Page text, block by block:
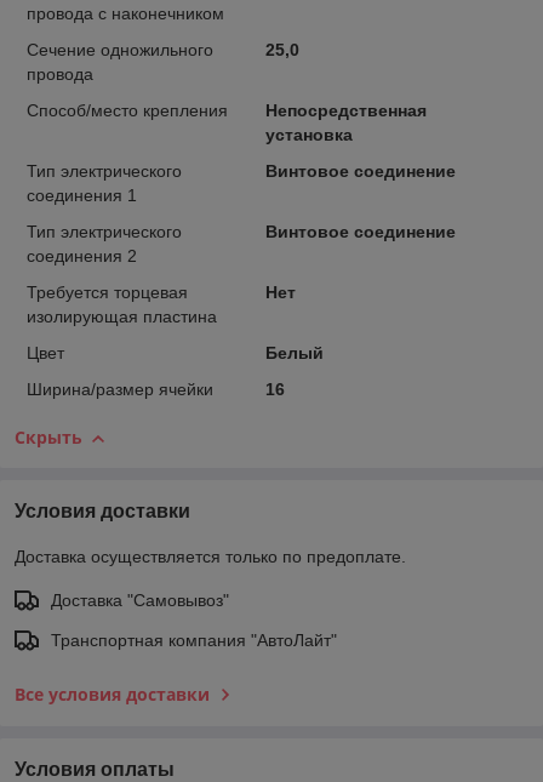
провода с наконечником
Сечение одножильного
провода
25,0
Способ/место крепления
Непосредственная
установка
Тип электрического
соединения 1
Винтовое соединение
Тип электрического
соединения 2
Винтовое соединение
Требуется торцевая
изолирующая пластина
Нет
Цвет
Белый
Ширина/размер ячейки
16
Скрыть
Условия доставки
Доставка осуществляется только по предоплате.
Доставка "Самовывоз"
Транспортная компания "АвтоЛайт"
Все условия доставки
Условия оплаты